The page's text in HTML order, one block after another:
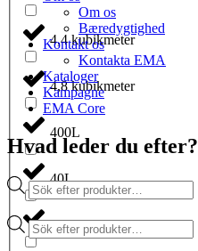
4,4 kubikmeter
4,8 kubikmeter
400L
40L
410L
Om os
Bæredygtighed
Kontakt os
Kontakta EMA
Kataloger
Kampagne
EMA Core
Hvad leder du efter?
Products
search
Products
search